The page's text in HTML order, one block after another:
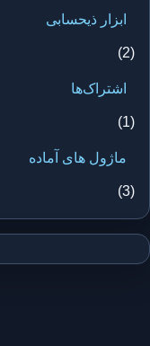
ابزار ذیحسابی
(2)
اشتراک‌ها
(1)
ماژول های آماده
(3)